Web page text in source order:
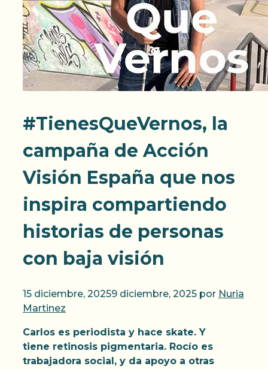
#TienesQueVernos, la
campaña de Acción
Visión España que nos
inspira compartiendo
historias de personas
con baja visión
15 diciembre, 20259 diciembre, 2025 por Nuria
Martinez
Carlos es periodista y hace skate. Y
tiene retinosis pigmentaria. Rocío es
trabajadora social, y da apoyo a otras